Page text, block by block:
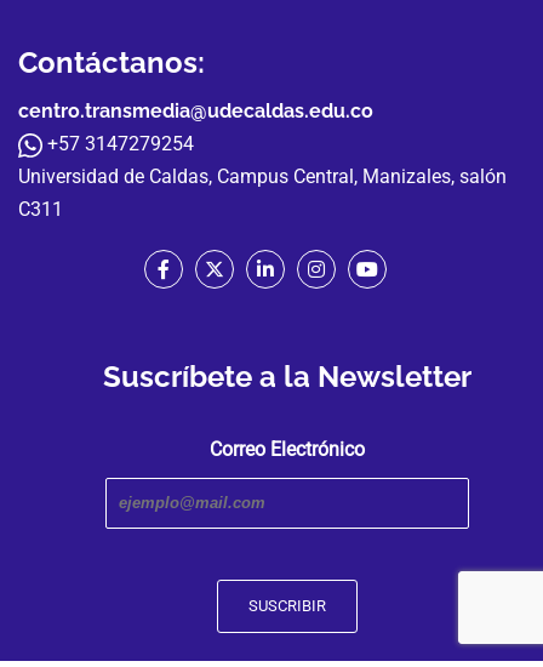
Contáctanos:
centro.transmedia@udecaldas.edu.co
+57 3147279254
Universidad de Caldas, Campus Central, Manizales, salón
C311
Suscríbete a la Newsletter
Correo Electrónico